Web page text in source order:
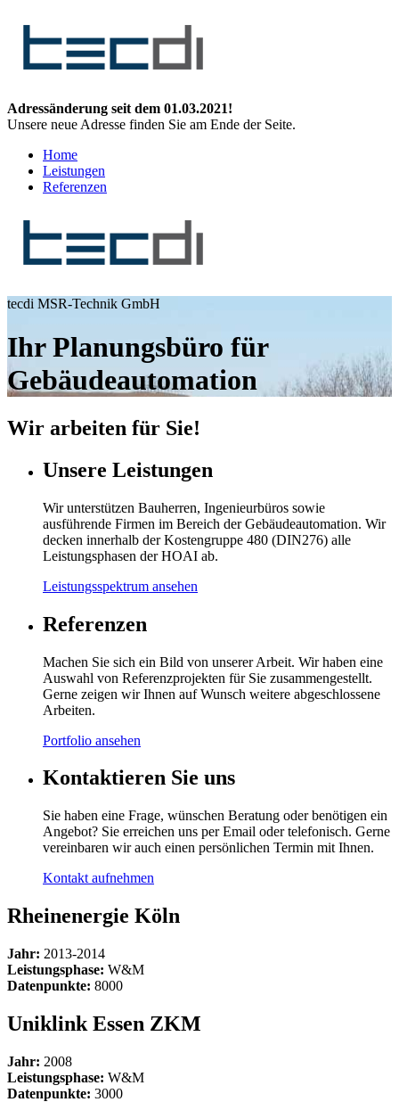
Adressänderung seit dem 01.03.2021!
Unsere neue Adresse finden Sie am Ende der Seite.
Home
Leistungen
Referenzen
tecdi MSR-Technik GmbH
Ihr Planungsbüro für
Gebäudeautomation
Wir arbeiten für Sie!
Unsere Leistungen
Wir unterstützen Bauherren, Ingenieurbüros sowie
ausführende Firmen im Bereich der Gebäudeautomation. Wir
decken innerhalb der Kostengruppe 480 (DIN276) alle
Leistungsphasen der HOAI ab.
Leistungsspektrum ansehen
Referenzen
Machen Sie sich ein Bild von unserer Arbeit. Wir haben eine
Auswahl von Referenzprojekten für Sie zusammengestellt.
Gerne zeigen wir Ihnen auf Wunsch weitere abgeschlossene
Arbeiten.
Portfolio ansehen
Kontaktieren Sie uns
Sie haben eine Frage, wünschen Beratung oder benötigen ein
Angebot? Sie erreichen uns per Email oder telefonisch. Gerne
vereinbaren wir auch einen persönlichen Termin mit Ihnen.
Kontakt aufnehmen
Rheinenergie Köln
Jahr: 2013-2014
Leistungsphase: W&M
Datenpunkte: 8000
Uniklink Essen ZKM
Jahr: 2008
Leistungsphase: W&M
Datenpunkte: 3000